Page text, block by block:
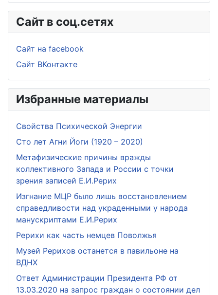
Сайт в соц.сетях
Сайт на facebook
Сайт ВКонтакте
Избранные материалы
Свойства Психической Энергии
Сто лет Агни Йоги (1920 – 2020)
Метафизические причины вражды
коллективного Запада и России с точки
зрения записей Е.И.Рерих
Изгнание МЦР было лишь восстановлением
справедливости над украденными у народа
манускриптами Е.И.Рерих
Рерихи как часть немцев Поволжья
Музей Рерихов останется в павильоне на
ВДНХ
Ответ Администрации Президента РФ от
13.03.2020 на запрос граждан о состоянии дел